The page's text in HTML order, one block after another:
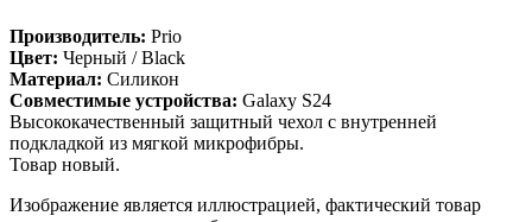
Производитель: Prio
Цвет: Черный / Black
Материал: Силикон
Совместимые устройства: Galaxy S24
Высококачественный защитный чехол с внутренней
подкладкой из мягкой микрофибры.
Товар новый.
Изображение является иллюстрацией, фактический товар